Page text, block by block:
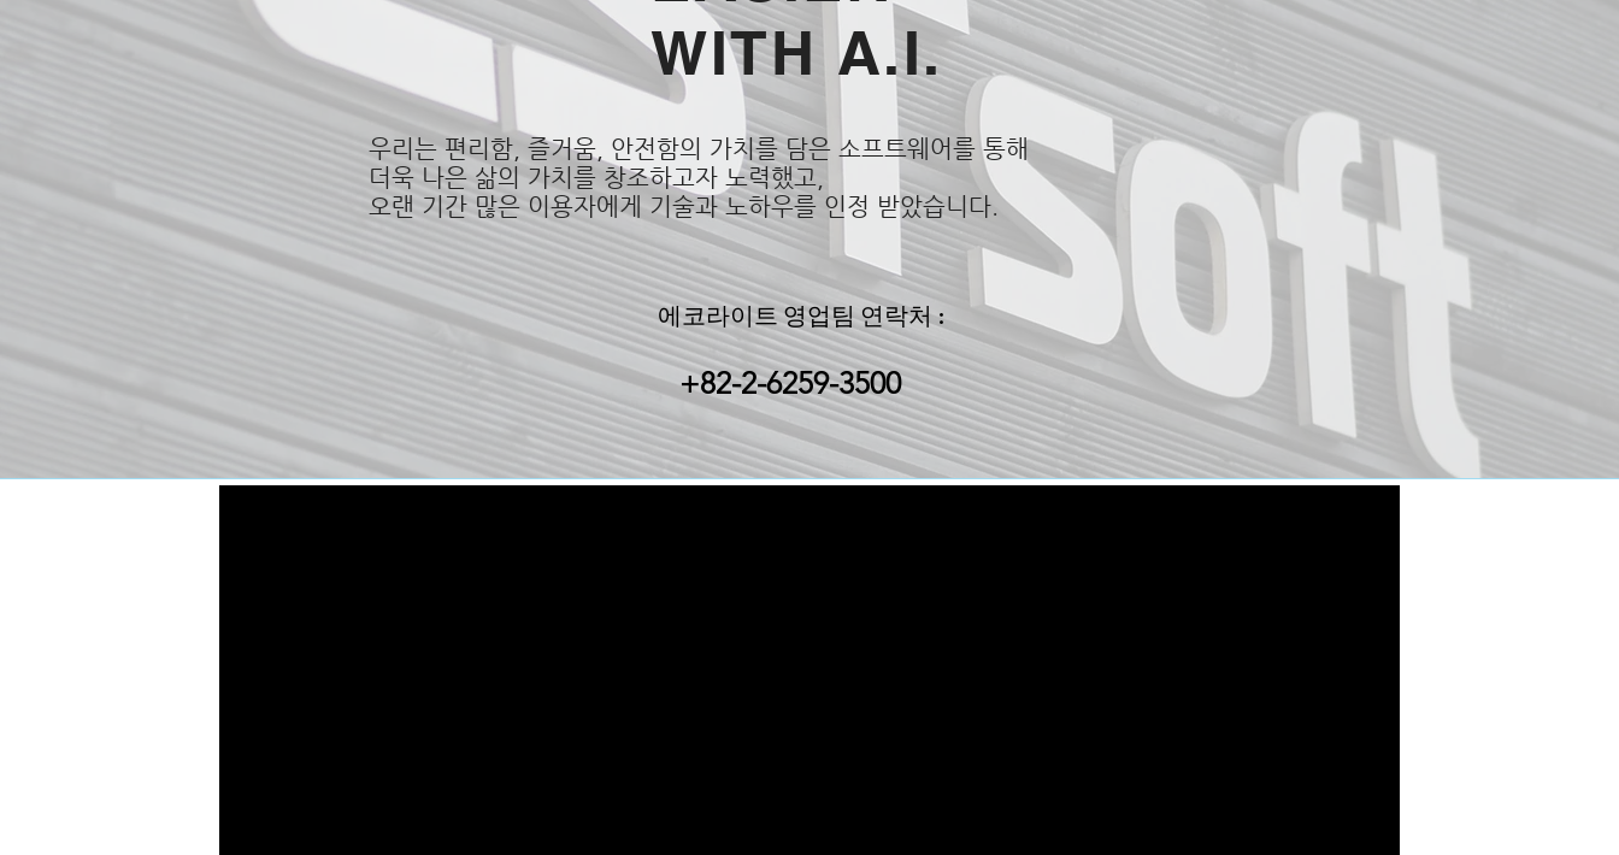
WITH A.I.
우리는 편리함, 즐거움, 안전함의 가치를 담은 소프트웨어를 통해
더욱 나은 삶의 가치를 창조하고자 노력했고,
오랜 기간 많은 이용자에게 기술과 노하우를 인정 받았습니다.
에코라이트 영업팀 연락처 :
+82-2-6259-3500